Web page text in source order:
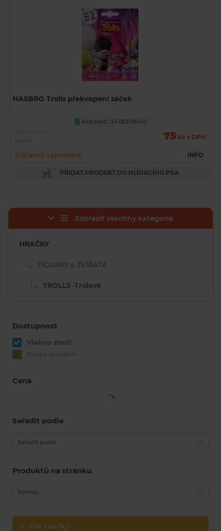
HASBRO Trolls překvapení sáček
U Kód zboží: 33-083/96340
75 Kč s DPH
Dočasně vyprodaný INFO
PŘIDAT PRODUKT DO HLÍDACÍHO PSA
Zobrazit všechny kategorie
HRAČKY
FIGURKY a ZVÍŘATA
TROLLS -Trolové
Dostupnost
Všehno zboží
Pouze skladem
Cena
Seřadit podle
Seřadit podle
Produktů na stránku
Výchozí
Dle značky